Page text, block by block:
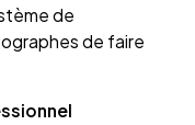
de
de faire